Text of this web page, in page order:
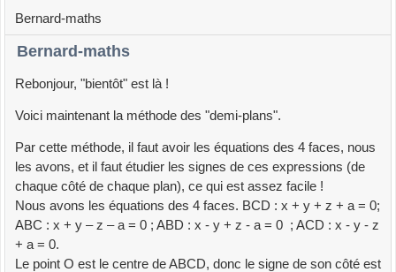
Bernard-maths
Bernard-maths
Rebonjour, "bientôt" est là !
Voici maintenant la méthode des "demi-plans".
Par cette méthode, il faut avoir les équations des 4 faces, nous
les avons, et il faut étudier les signes de ces expressions (de
chaque côté de chaque plan), ce qui est assez facile !
Nous avons les équations des 4 faces. BCD : x + y + z + a = 0;
ABC : x + y – z – a = 0 ; ABD : x - y + z - a = 0 ; ACD : x - y - z
+ a = 0.
Le point O est le centre de ABCD, donc le signe de son côté est